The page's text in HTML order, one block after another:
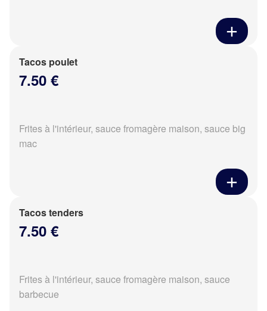
Tacos poulet
7.50 €
Frites à l'intérieur, sauce fromagère maison, sauce big
mac
Tacos tenders
7.50 €
Frites à l'intérieur, sauce fromagère maison, sauce
barbecue